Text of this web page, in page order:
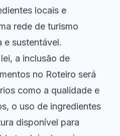
locais e
rede de turismo
e sustentável.
a inclusão de
no Roteiro será
como a qualidade e
o uso de ingredientes
disponível para